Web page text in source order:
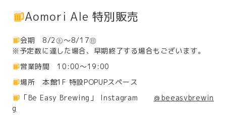
Aomori Ale 特別販売
会期 8/2㊏～8/17㊐
※予定数に達した場合、早期終了する場合もございます。
営業時間 10:00～19:00
場所 本館1F 特設POPUPスペース
「Be Easy Brewing」 Instagram ＠beeasybrewin
g